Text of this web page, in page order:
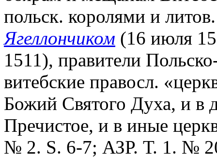
польск. королями и
Ягеллончиком (16 июля
1511), правители
витебские правосл.
Божий Святого Духа, и в
Пречистое, и в иные
№ 2. S. 6-7; АЗР. Т. 1. №